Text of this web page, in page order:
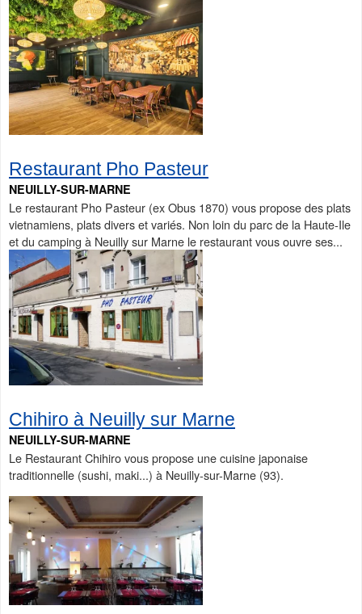
Restaurant Pho Pasteur
NEUILLY-SUR-MARNE
Le restaurant Pho Pasteur (ex Obus 1870) vous propose des plats
vietnamiens, plats divers et variés. Non loin du parc de la Haute-Ile
et du camping à Neuilly sur Marne le restaurant vous ouvre ses...
Chihiro à Neuilly sur Marne
NEUILLY-SUR-MARNE
Le Restaurant Chihiro vous propose une cuisine japonaise
traditionnelle (sushi, maki...) à Neuilly-sur-Marne (93).